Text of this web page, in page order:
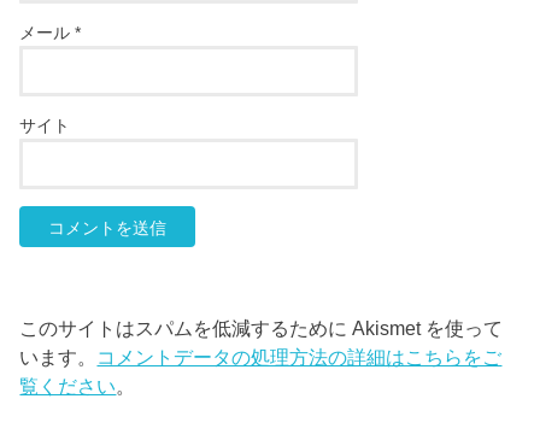
メール*
サイト
このサイトはスパムを低減するために Akismet を使って
います。 コメントデータの処理方法の詳細はこちらをご
覧ください。